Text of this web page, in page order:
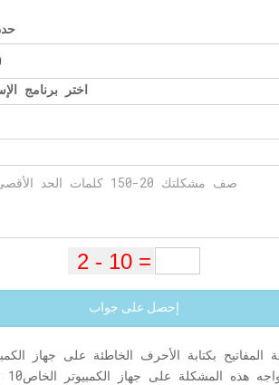
اختر برنامج
إحصل على جواب
بكتابة الأحرف الخاطئة على جهاز